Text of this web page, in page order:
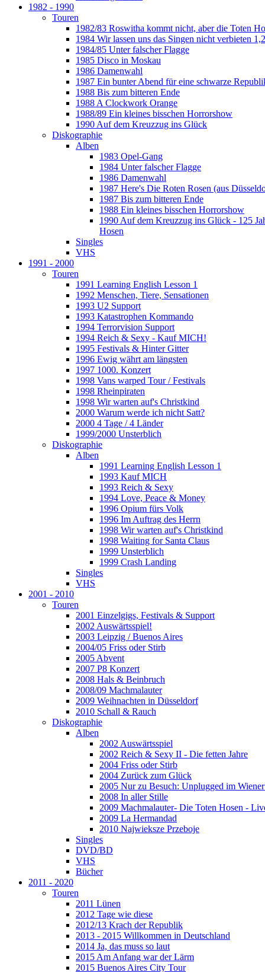
1982 - 1990
Touren
1982/83 Roswitha kommt nicht, aber die Toten
1984 Wir lassen uns das Singen nicht verbieten
1984/85 Unter falscher Flagge
1985 Disco in Moskau
1986 Damenwahl
1987 Ein bunter Abend für eine schwarze
1988 Bis zum bitteren Ende
1988 A Clockwork Orange
1988/89 Ein kleines bisschen Horrorshow
1990 Auf dem Kreuzzug ins Glück
Diskographie
Alben
1983 Opel-Gang
1984 Unter falscher Flagge
1986 Damenwahl
1987 Here's Die Roten Rosen (aus
1987 Bis zum bitteren Ende
1988 Ein kleines bisschen Horrorshow
1990 Auf dem Kreuzzug ins Glück - 125
Hosen
Singles
VHS
1991 - 2000
Touren
1991 Learning English Lesson 1
1992 Menschen, Tiere, Sensationen
1993 U2 Support
1993 Katastrophen Kommando
1994 Terrorvision Support
1994 Reich & Sexy - Kauf MICH!
1995 Festivals & Hinter Gitter
1996 Ewig währt am längsten
1997 1000. Konzert
1998 Vans warped Tour / Festivals
1998 Rheinpiraten
1998 Wir warten auf's Christkind
2000 Warum werde ich nicht Satt?
2000 4 Tage / 4 Länder
1999/2000 Unsterblich
Diskographie
Alben
1991 Learning English Lesson 1
1993 Kauf MICH
1993 Reich & Sexy
1994 Love, Peace & Money
1996 Opium fürs Volk
1996 Im Auftrag des Herrn
1998 Wir warten auf's Christkind
1998 Waiting for Santa Claus
1999 Unsterblich
1999 Crash Landing
Singles
VHS
2001 - 2010
Touren
2001 Einzelgigs, Festivals & Support
2002 Auswärtsspiel!
2003 Leipzig / Buenos Aires
2004/05 Friss oder Stirb
2005 Abvent
2007 P8 Konzert
2008 Hals & Beinbruch
2008/09 Machmalauter
2009 Weihnachten in Düsseldorf
2010 Schall & Rauch
Diskographie
Alben
2002 Auswärtsspiel
2002 Reich & Sexy II - Die fetten Jahre
2004 Friss oder Stirb
2004 Zurück zum Glück
2005 Nur zu Besuch: Unplugged im
2008 In aller Stille
2009 Machmalauter- Die Toten Hosen -
2009 La Hermandad
2010 Najwieksze Przeboje
Singles
DVD/BD
VHS
Bücher
2011 - 2020
Touren
2011 Lünen
2012 Tage wie diese
2012/13 Krach der Republik
2013 - 2015 Willkommen in Deutschland
2014 Ja, das muss so laut
2015 Am Anfang war der Lärm
2015 Buenos Aires City Tour